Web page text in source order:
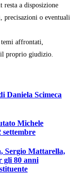
a disposizione
precisazioni o eventuali
affrontati,
proprio giudizio.
Daniela Scimeca
Michele
settembre
Sergio Mattarella,
gli 80 anni